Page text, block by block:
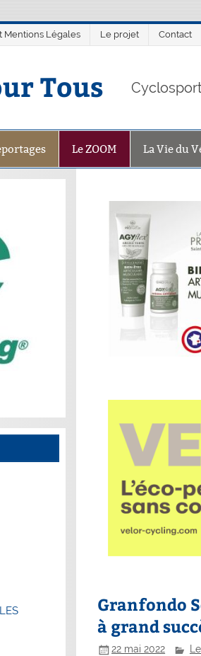
Mentions Légales Le projet Contact
Tous
Le ZOOM La Vie du
Granfondo
à grand
22 mai 2022